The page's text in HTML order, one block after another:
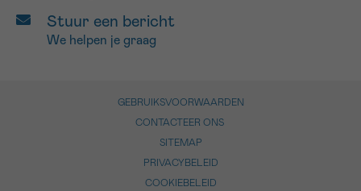
Stuur een bericht
We helpen je graag
GEBRUIKSVOORWAARDEN
CONTACTEER ONS
SITEMAP
PRIVACYBELEID
COOKIEBELEID